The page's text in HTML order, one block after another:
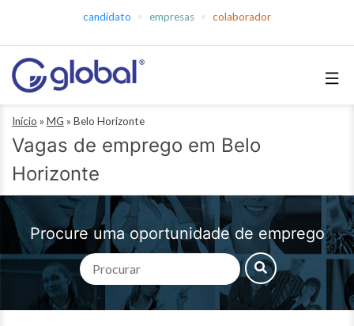
conteúdo
candidato empresas colaborador
Global
Empregos
Início » MG » Belo Horizonte
Vagas de emprego em Belo
Horizonte
Procure uma oportunidade de emprego